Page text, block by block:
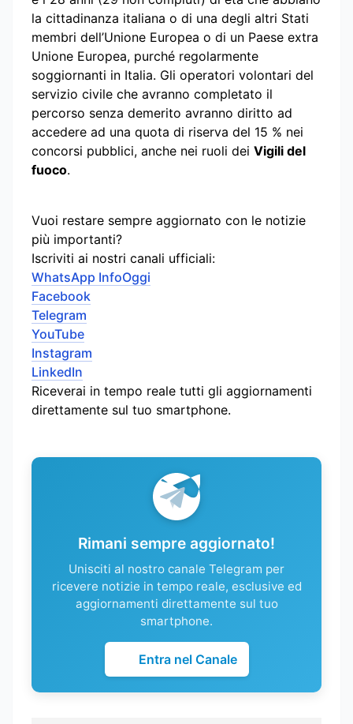
la cittadinanza italiana o di una degli altri Stati
membri dell’Unione Europea o di un Paese extra
Unione Europea, purché regolarmente
soggiornanti in Italia. Gli operatori volontari del
servizio civile che avranno completato il
percorso senza demerito avranno diritto ad
accedere ad una quota di riserva del 15 % nei
concorsi pubblici, anche nei ruoli dei Vigili del
fuoco.
Vuoi restare sempre aggiornato con le notizie
più importanti?
Iscriviti ai nostri canali ufficiali:
WhatsApp InfoOggi
Facebook
Telegram
YouTube
Instagram
LinkedIn
Riceverai in tempo reale tutti gli aggiornamenti
direttamente sul tuo smartphone.
Rimani sempre aggiornato!
Unisciti al nostro canale Telegram per
ricevere notizie in tempo reale, esclusive ed
aggiornamenti direttamente sul tuo
smartphone.
Entra nel Canale